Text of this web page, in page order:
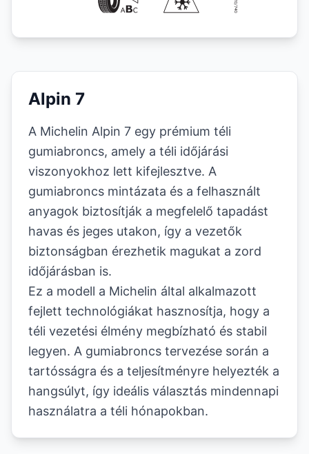
Alpin 7
A Michelin Alpin 7 egy prémium téli
gumiabroncs, amely a téli időjárási
viszonyokhoz lett kifejlesztve. A
gumiabroncs mintázata és a felhasznált
anyagok biztosítják a megfelelő tapadást
havas és jeges utakon, így a vezetők
biztonságban érezhetik magukat a zord
időjárásban is.
Ez a modell a Michelin által alkalmazott
fejlett technológiákat hasznosítja, hogy a
téli vezetési élmény megbízható és stabil
legyen. A gumiabroncs tervezése során a
tartósságra és a teljesítményre helyezték a
hangsúlyt, így ideális választás mindennapi
használatra a téli hónapokban.